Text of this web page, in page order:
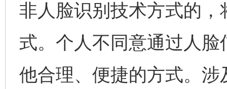
非人脸识别技术方式的
式。个人不同意通过人
他合理、便捷的方式。